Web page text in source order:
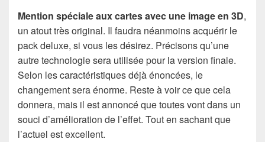
Mention spéciale aux cartes avec une image en 3D,
un atout très original. Il faudra néanmoins acquérir le
pack deluxe, si vous les désirez. Précisons qu’une
autre technologie sera utilisée pour la version finale.
Selon les caractéristiques déjà énoncées, le
changement sera énorme. Reste à voir ce que cela
donnera, mais il est annoncé que toutes vont dans un
souci d’amélioration de l’effet. Tout en sachant que
l’actuel est excellent.